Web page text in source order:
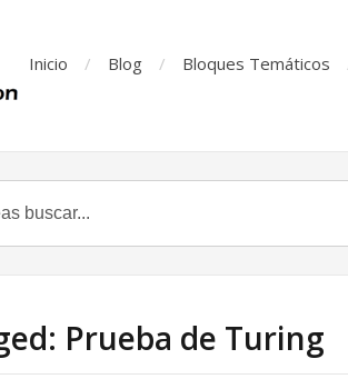
Inicio Blog Bloques Temáticos
Prueba de Turing